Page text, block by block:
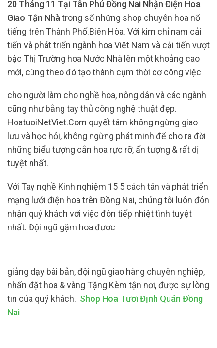
20 Tháng 11 Tại Tân Phú Đồng Nai Nhận Điện Hoa
Giao Tận Nhà trong số những shop chuyên hoa nổi
tiếng trên Thành Phố.Biên Hòa. Với kim chỉ nam cải
tiến và phát triển ngành hoa Việt Nam và cải tiến vượt
bậc Thị Trường hoa Nước Nhà lên một khoảng cao
mới, cùng theo đó tạo thành cụm thời cơ công việc
cho người làm cho nghề hoa, nông dân và các ngành
cũng như bằng tay thủ công nghệ thuật đẹp.
HoatuoiNetViet.Com quyết tâm không ngừng giao
lưu và học hỏi, không ngừng phát minh để cho ra đời
những biểu tượng cắn hoa rực rỡ, ấn tượng & rất dị
tuyệt nhất.
Với Tay nghề Kinh nghiệm 15 5 cách tân và phát triển
mạng lưới điện hoa trên Đồng Nai, chúng tôi luôn đón
nhận quý khách với việc đón tiếp nhiệt tình tuyệt
nhất. Đội ngũ gặm hoa được
giảng dạy bài bản, đội ngũ giao hàng chuyên nghiệp,
nhấn đặt hoa & vàng Tặng Kèm tận nơi, được sự lòng
tin của quý khách. Shop Hoa Tươi Định Quán Đồng
Nai